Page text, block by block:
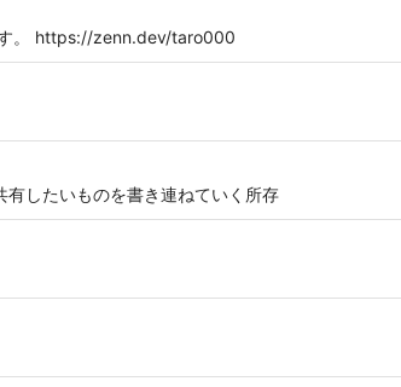
。 https://zenn.dev/taro000
したいものを書き連ねていく所存